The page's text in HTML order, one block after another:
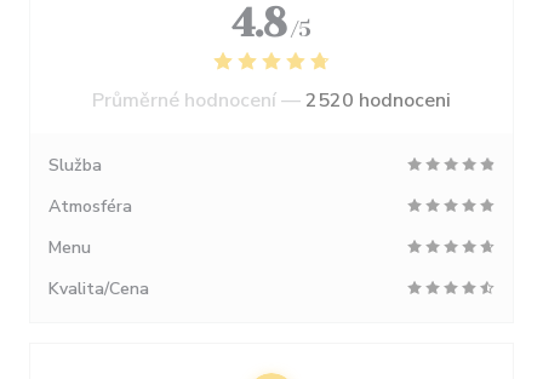
4.8 /5
Průměrné hodnocení —2520 hodnoceni
Služba
Atmosféra
Menu
Kvalita/Cena